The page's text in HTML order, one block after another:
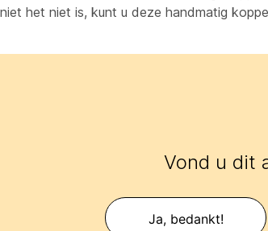
het niet is, kunt u deze handmatig
Vond u dit
Ja, bedankt!